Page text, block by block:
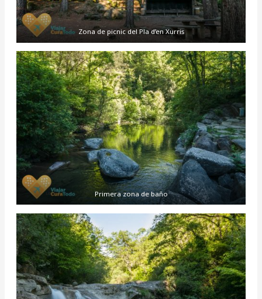
Zona de picnic del Pla d’en Xurris
Primera zona de baño